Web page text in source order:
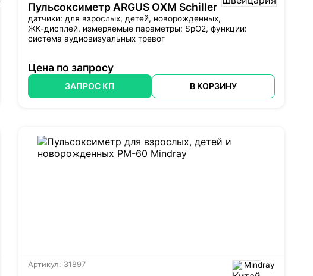
Пульсоксиметр ARGUS OXM Schiller
датчики: для взрослых, детей, новорожденных,
ЖК-дисплей, измеряемые параметры: SpO2, функции:
система аудиовизуальных тревог
Цена по запросу
ЗАПРОС КП В КОРЗИНУ
Артикул: 31897 Mindray